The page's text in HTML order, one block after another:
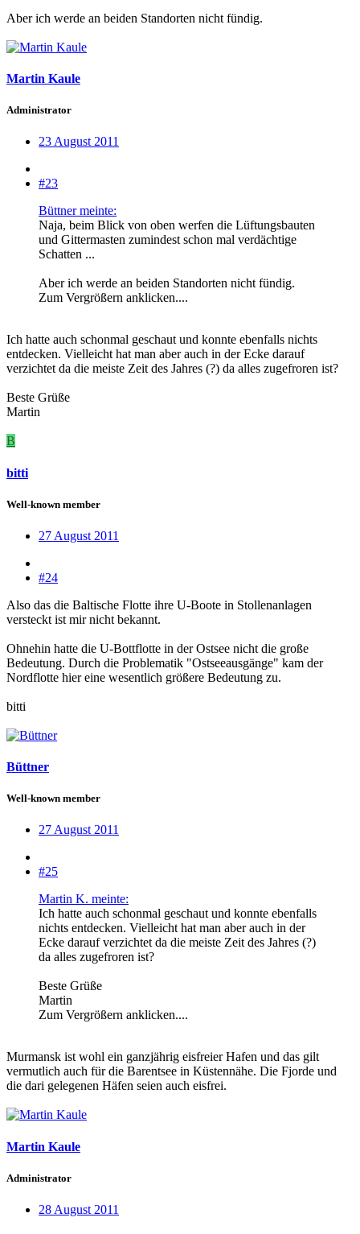
Aber ich werde an beiden Standorten nicht fündig.
Martin Kaule
Administrator
23 August 2011
#23
Büttner meinte:
Naja, beim Blick von oben werfen die Lüftungsbauten
und Gittermasten zumindest schon mal verdächtige
Schatten ...
Aber ich werde an beiden Standorten nicht fündig.
Zum Vergrößern anklicken....
Ich hatte auch schonmal geschaut und konnte ebenfalls nichts
entdecken. Vielleicht hat man aber auch in der Ecke darauf
verzichtet da die meiste Zeit des Jahres (?) da alles zugefroren ist?
Beste Grüße
Martin
B
bitti
Well-known member
27 August 2011
#24
Also das die Baltische Flotte ihre U-Boote in Stollenanlagen
versteckt ist mir nicht bekannt.
Ohnehin hatte die U-Bottflotte in der Ostsee nicht die große
Bedeutung. Durch die Problematik "Ostseeausgänge" kam der
Nordflotte hier eine wesentlich größere Bedeutung zu.
bitti
Büttner
Well-known member
27 August 2011
#25
Martin K. meinte:
Ich hatte auch schonmal geschaut und konnte ebenfalls
nichts entdecken. Vielleicht hat man aber auch in der
Ecke darauf verzichtet da die meiste Zeit des Jahres (?)
da alles zugefroren ist?
Beste Grüße
Martin
Zum Vergrößern anklicken....
Murmansk ist wohl ein ganzjährig eisfreier Hafen und das gilt
vermutlich auch für die Barentsee in Küstennähe. Die Fjorde und
die dari gelegenen Häfen seien auch eisfrei.
Martin Kaule
Administrator
28 August 2011